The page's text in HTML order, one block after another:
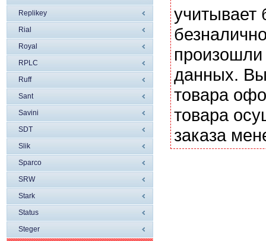
Replikey
Rial
Royal
RPLC
Ruff
Sant
Savini
SDT
Slik
Sparco
SRW
Stark
Status
Steger
учитывает
данных. Вы
товара
товара
заказа